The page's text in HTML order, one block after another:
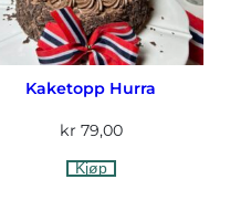
Kaketopp Hurra
kr 79,00
Kjøp